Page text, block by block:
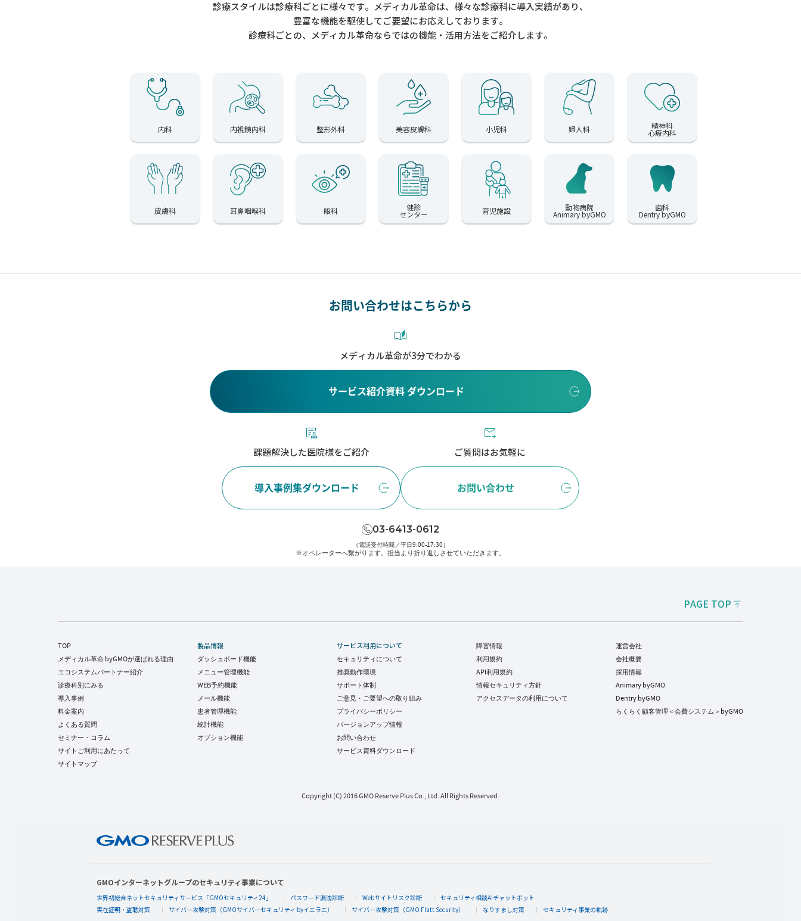
診療スタイルは診療科ごとに様々です。メディカル革命は、様々な診療科に導入実績があり、
豊富な機能を駆使してご要望にお応えしております。
診療科ごとの、メディカル革命ならではの機能・活用方法をご紹介します。
内科 内視鏡内科 整形外科 美容皮膚科 小児科 婦人科 精神科
心療内科
皮膚科 耳鼻咽喉科 眼科 健診
センター 育児施設 動物病院
Animary byGMO
歯科
Dentry byGMO
お問い合わせはこちらから
メディカル革命が3分でわかる
サービス紹介資料 ダウンロード
課題解決した医院様をご紹介
導入事例集ダウンロード
ご質問はお気軽に
お問い合わせ
03-6413-0612
（電話受付時間／平日9:00-17:30）
※オペレーターへ繋がります。 担当より折り返しさせていただきます。
PAGE TOP
TOP
メディカル革命 byGMOが選ばれる理由
エコシステムパートナー紹介
診療科別にみる
導入事例
料金案内
よくある質問
セミナー・コラム
サイトご利用にあたって
サイトマップ
製品情報
ダッシュボード機能
メニュー管理機能
WEB予約機能
メール機能
患者管理機能
統計機能
オプション機能
サービス利用について
セキュリティについて
推奨動作環境
サポート体制
ご意見・ご要望への取り組み
プライバシーポリシー
バージョンアップ情報
お問い合わせ
サービス資料ダウンロード
障害情報
利用規約
API利用規約
情報セキュリティ方針
アクセスデータの利用について
運営会社
会社概要
採用情報
Animary byGMO
Dentry byGMO
らくらく顧客管理＜会費システム＞byGMO
Copyright (C) 2016 GMO Reserve Plus Co., Ltd. All Rights Reserved.
GMOインターネットグループのセキュリティ事業について
世界初総合ネットセキュリティサービス「GMOセキュリティ24」 パスワード漏洩診断 Webサイトリスク診断
セキュリティ相談AIチャットボット
実在証明・盗聴対策
サイバー攻撃対策（GMOサイバーセキュリティ byイエラエ） サイバー攻撃対策（GMO Flatt Security） なりすまし対策 セキュリティ事業の軌跡